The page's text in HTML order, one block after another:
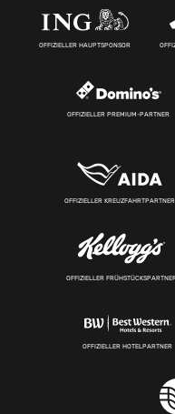
OFFIZIELLER HAUPTSPONSOR
OFFIZIELLER PREMIUM-PARTNER
OFFIZIELLER KREUZFAHRTPARTNER
OFFIZIELLER
OFFIZIELLER